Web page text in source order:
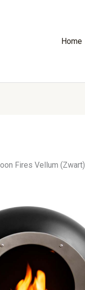
Home
Fires Vellum (Zwart)